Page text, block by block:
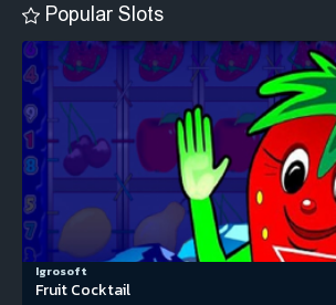
Popular Slots
Igrosoft
Fruit Cocktail